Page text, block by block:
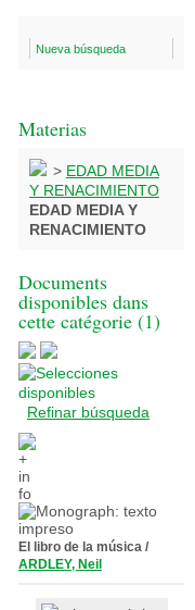
Nueva búsqueda
Materias
> EDAD MEDIA
Y RENACIMIENTO
EDAD MEDIA Y
RENACIMIENTO
Documents
disponibles dans
cette catégorie (1)
Refinar búsqueda
El libro de la música /
ARDLEY, Neil